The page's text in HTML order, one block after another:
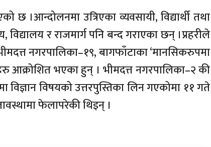
।आन्दोलनमा उत्रिएका व्यवसायी, विद्यार्थी तथा
विद्यालय र राजमार्ग पनि बन्द गराएका छन् ।प्रहरीले
नगरपालिका–१९, बागफाँटाका ‘मानसिकरुपमा
आक्रोशित भएका हुन् । भीमदत्त नगरपालिका–२ की
विषयको उत्तरपुस्तिका लिन गएकोमा ११ गते
फेलापरेकी थिइन् ।